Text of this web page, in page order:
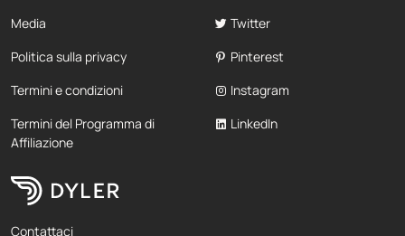
Media
Politica sulla privacy
Termini e condizioni
Termini del Programma di
Affiliazione
Twitter
Pinterest
Instagram
LinkedIn
Contattaci